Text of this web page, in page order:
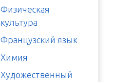
Физическая
культура
Французский язык
Химия
Художественный